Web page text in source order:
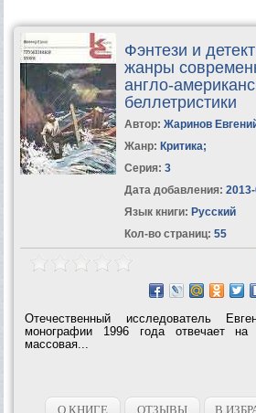
Фэнтези и
жанры
англо-
беллетристики
Автор: Жаринов
Жанр: Критика;
Серия: 3
Дата добавления:
Язык книги: Русский
Кол-во страниц: 55
Отечественный исследователь
монографии 1996 года отвечает
массовая...
О КНИГЕ ОТЗЫВЫ В